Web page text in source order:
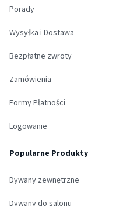
Porady
Wysyłka i Dostawa
Bezpłatne zwroty
Zamówienia
Formy Płatności
Logowanie
Popularne Produkty
Dywany zewnętrzne
Dywany do salonu